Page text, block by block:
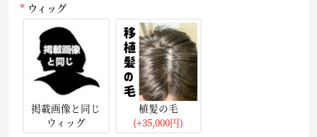
ウィッグ
掲載画像と同じ
ウィッグ
植髪の毛
(+35,000円)